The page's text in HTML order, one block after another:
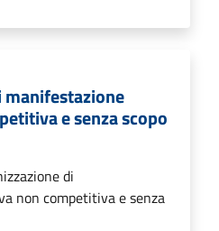
manifestazione
e senza scopo
di
non competitiva e senza